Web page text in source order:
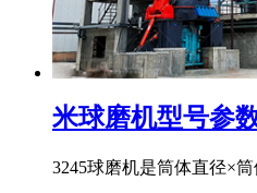
米球磨机型号参
3245球磨机是筒体直径×